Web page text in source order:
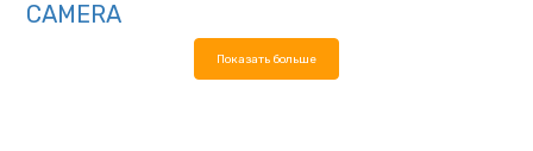
CAMERA
Показать больше